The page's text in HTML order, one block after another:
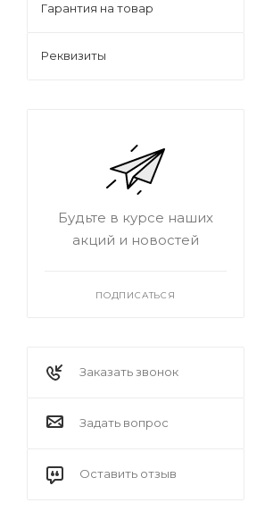
Гарантия на товар
Реквизиты
Будьте в курсе наших
акций и новостей
ПОДПИСАТЬСЯ
Заказать звонок
Задать вопрос
Оставить отзыв